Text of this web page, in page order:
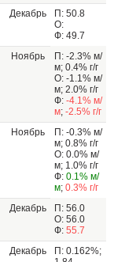
Декабрь
П: 50.8
О:
Ф: 49.7
Ноябрь
П: -2.3% м/
м; 0.4% г/г
О: -1.1% м/
м; 2.0% г/г
Ф: -4.1% м/
м; -2.5% г/г
Ноябрь
П: -0.3% м/
м; 0.8% г/г
О: 0.0% м/
м; 1.0% г/г
Ф: 0.1% м/
м; 0.3% г/г
Декабрь
П: 56.0
О: 56.0
Ф: 55.7
Декабрь
П: 0.162%;